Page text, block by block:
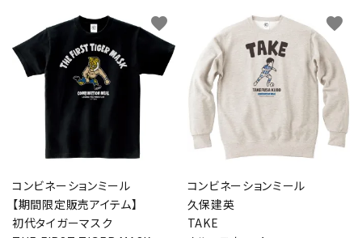
コンビネーションミール
【期間限定販売アイテム】
初代タイガーマスク
favorite
コンビネーションミール
久保建英
TAKE
favorite